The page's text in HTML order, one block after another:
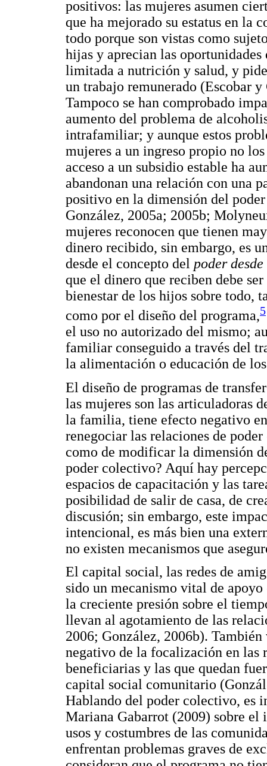
positivos: las mujeres asumen
que ha mejorado su estatus en la
todo porque son vistas como
hijas y aprecian las
limitada a nutrición y salud, y
un trabajo remunerado (Escobar
Tampoco se han comprobado
aumento del problema de
intrafamiliar; y aunque estos
mujeres a un ingreso propio no
acceso a un subsidio estable ha
abandonan una relación con una
positivo en la dimensión del
González, 2005a; 2005b;
mujeres reconocen que tienen
dinero recibido, sin embargo, es
desde el concepto del poder
que el dinero que reciben debe
bienestar de los hijos sobre todo,
como por el diseño del programa,5
el uso no autorizado del mismo;
familiar conseguido a través del
la alimentación o educación de
El diseño de programas de
las mujeres son las articuladoras
la familia, tiene efecto negativo
renegociar las relaciones de
como de modificar la dimensión
poder colectivo? Aquí hay
espacios de capacitación y las
posibilidad de salir de casa, de
discusión; sin embargo, este
intencional, es más bien una
no existen mecanismos que
El capital social, las redes de
sido un mecanismo vital de
la creciente presión sobre el
llevan al agotamiento de las
2006; González, 2006b).
negativo de la focalización en las
beneficiarias y las que quedan
capital social comunitario
Hablando del poder colectivo, es
Mariana Gabarrot (2009) sobre el
usos y costumbres de las
enfrentan problemas graves de